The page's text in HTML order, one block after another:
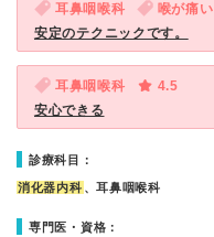
耳鼻咽喉科 喉が痛い
安定のテクニックです。
耳鼻咽喉科
4.5
安心できる
診療科目：
消化器内科 、耳鼻咽喉科
専門医・資格：